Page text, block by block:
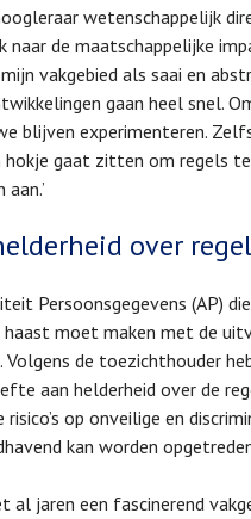
wetenschappelijk
de maatschappelijke
vakgebied als saai en
gaan heel snel.
blijven experimenteren.
hokje gaat zitten om regels
over
Persoonsgegevens (AP)
moet maken met de
de toezichthouder
aan helderheid over de
op onveilige en
kan worden
al jaren een fascinerend